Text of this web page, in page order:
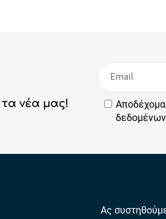
νέα μας!
δεδομένων
Ας